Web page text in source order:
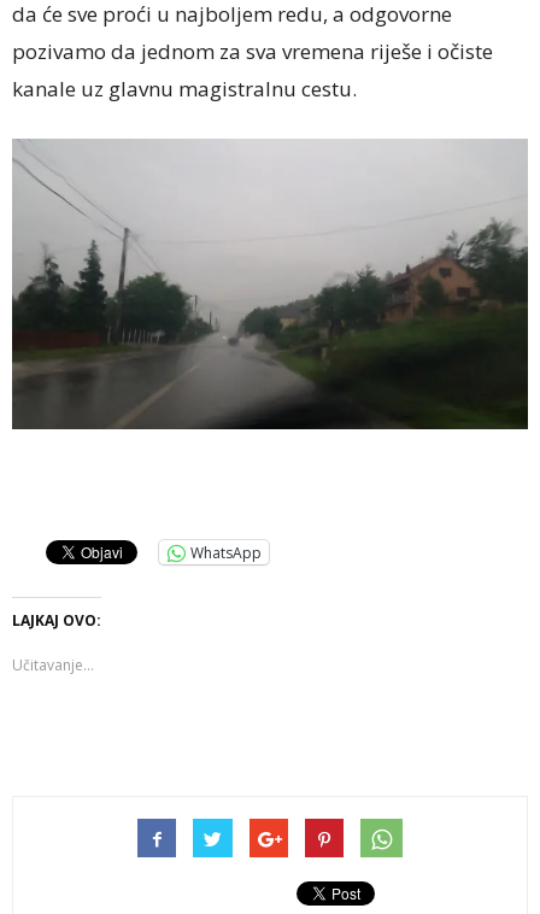
da će sve proći u najboljem redu, a odgovorne
pozivamo da jednom za sva vremena riješe i očiste
kanale uz glavnu magistralnu cestu.
WhatsApp
LAJKAJ OVO:
Učitavanje...